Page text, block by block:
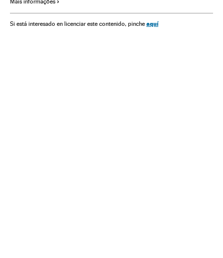
Mais informações
Si está interesado en licenciar este contenido, pinche aquí